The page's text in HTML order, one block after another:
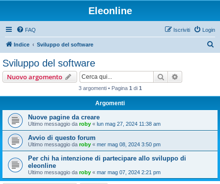
Eleonline
FAQ Login
Iscriviti
Indice Sviluppo del software
Sviluppo del software
Nuovo argomento Cerca
3 argomenti • Pagina 1 di 1
Argomenti
Nuove pagine da creare
Ultimo messaggio da roby « lun mag 27, 2024 11:38 am
Avvio di questo forum
Ultimo messaggio da roby « mer mag 08, 2024 3:50 pm
Per chi ha intenzione di partecipare allo sviluppo di
eleonline
Ultimo messaggio da roby « mar mag 07, 2024 2:21 pm